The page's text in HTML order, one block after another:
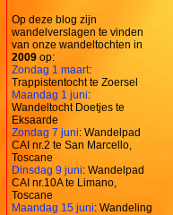
Op deze blog zijn
wandelverslagen te vinden
van onze wandeltochten in
2009 op:
Zondag 1 maart:
Trappistentocht te Zoersel
Maandag 1 juni:
Wandeltocht Doetjes te
Eksaarde
Zondag 7 juni: Wandelpad
CAI nr.2 te San Marcello,
Toscane
Dinsdag 9 juni: Wandelpad
CAI nr.10A te Limano,
Toscane
Maandag 15 juni: Wandeling